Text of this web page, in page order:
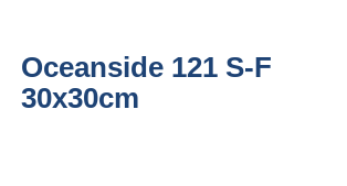
Oceanside 121 S-F
30x30cm